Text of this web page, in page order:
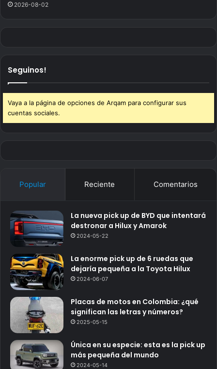
2026-08-02
Seguinos!
Vaya a la página de opciones de Arqam para configurar sus
cuentas sociales.
Popular Reciente Comentarios
La nueva pick up de BYD que intentará
destronar a Hilux y Amarok
2024-05-22
La enorme pick up de 6 ruedas que
dejaría pequeña a la Toyota Hilux
2024-06-07
Placas de motos en Colombia: ¿qué
significan las letras y números?
2025-05-15
Única en su especie: esta es la pick up
más pequeña del mundo
2024-05-14